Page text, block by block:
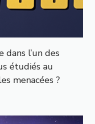
dans l’un des
étudiés au
menacées ?